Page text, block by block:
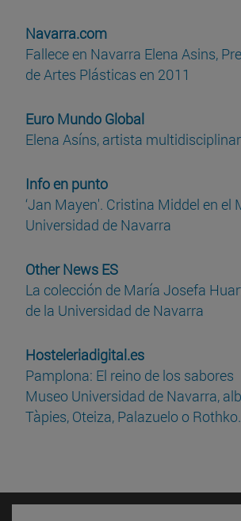
Navarra.com
Fallece en Navarra Elena Asins,
de Artes Plásticas en 2011
Euro Mundo Global
Elena Asíns, artista
Info en punto
‘Jan Mayen'. Cristina Middel en el
Universidad de Navarra
Other News ES
La colección de María Josefa
de la Universidad de Navarra
Hosteleriadigital.es
Pamplona: El reino de los sabores
Museo Universidad de Navarra,
Tàpies, Oteiza, Palazuelo o Rothko.